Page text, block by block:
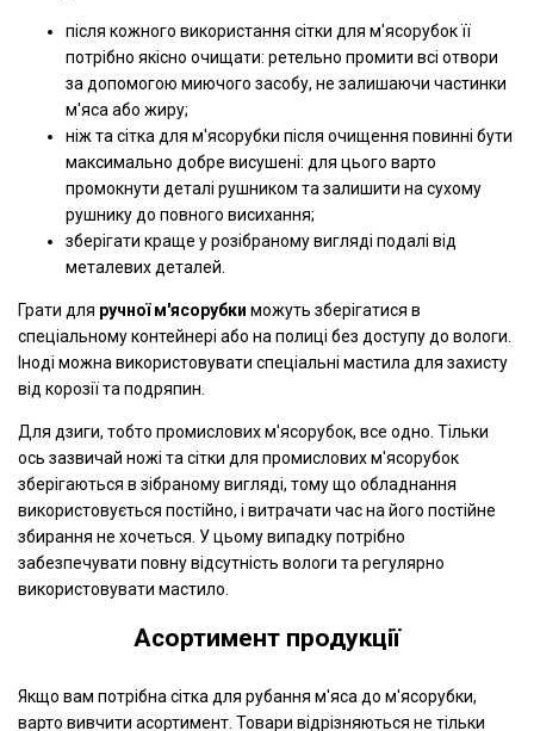
після кожного використання сітки для м'ясорубок її
потрібно якісно очищати: ретельно промити всі отвори
за допомогою миючого засобу, не залишаючи частинки
м'яса або жиру;
ніж та сітка для м'ясорубки після очищення повинні бути
максимально добре висушені: для цього варто
промокнути деталі рушником та залишити на сухому
рушнику до повного висихання;
зберігати краще у розібраному вигляді подалі від
металевих деталей.
Грати для ручної м'ясорубки можуть зберігатися в
спеціальному контейнері або на полиці без доступу до вологи.
Іноді можна використовувати спеціальні мастила для захисту
від корозії та подряпин.
Для дзиги, тобто промислових м'ясорубок, все одно. Тільки
ось зазвичай ножі та сітки для промислових м'ясорубок
зберігаються в зібраному вигляді, тому що обладнання
використовується постійно, і витрачати час на його постійне
збирання не хочеться. У цьому випадку потрібно
забезпечувати повну відсутність вологи та регулярно
використовувати мастило.
Асортимент продукції
Якщо вам потрібна сітка для рубання м'яса до м'ясорубки,
варто вивчити асортимент. Товари відрізняються не тільки